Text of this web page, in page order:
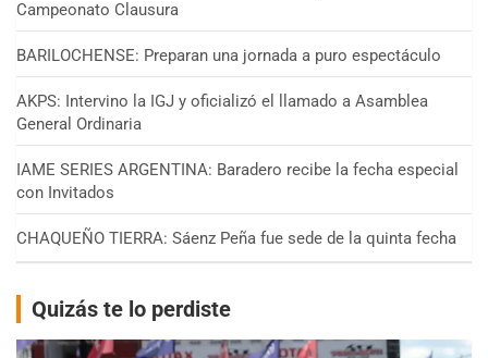
Campeonato Clausura
BARILOCHENSE: Preparan una jornada a puro espectáculo
AKPS: Intervino la IGJ y oficializó el llamado a Asamblea
General Ordinaria
IAME SERIES ARGENTINA: Baradero recibe la fecha especial
con Invitados
CHAQUEÑO TIERRA: Sáenz Peña fue sede de la quinta fecha
Quizás te lo perdiste